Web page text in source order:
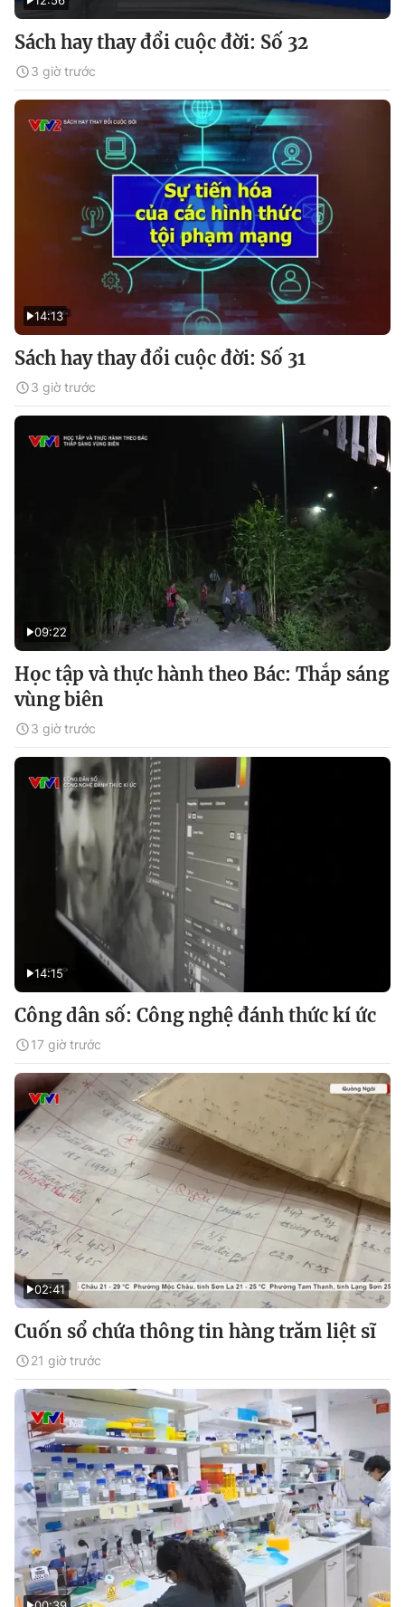
Sách hay thay đổi cuộc đời: Số 32
3 giờ trước
14:13
Sách hay thay đổi cuộc đời: Số 31
3 giờ trước
09:22
Học tập và thực hành theo Bác: Thắp sáng
vùng biên
3 giờ trước
14:15
Công dân số: Công nghệ đánh thức kí ức
17 giờ trước
02:41
Cuốn sổ chứa thông tin hàng trăm liệt sĩ
21 giờ trước